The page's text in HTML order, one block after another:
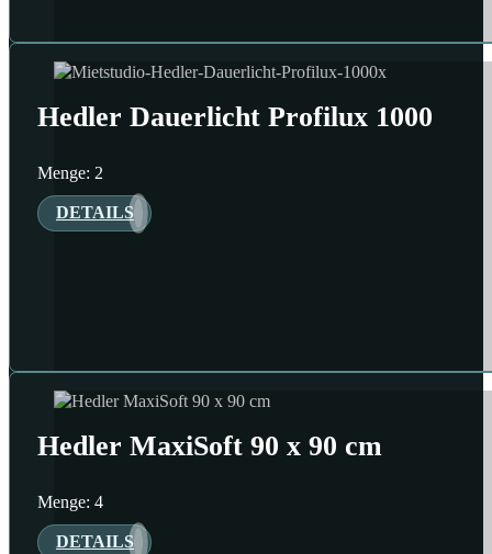
Hedler Dauerlicht Profilux 1000
Menge: 2
DETAILS
Hedler MaxiSoft 90 x 90 cm
Menge: 4
DETAILS